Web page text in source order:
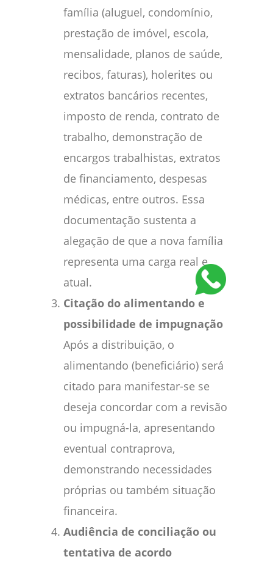
família (aluguel, condomínio,
prestação de imóvel, escola,
mensalidade, planos de saúde,
recibos, faturas), holerites ou
extratos bancários recentes,
imposto de renda, contrato de
trabalho, demonstração de
encargos trabalhistas, extratos
de financiamento, despesas
médicas, entre outros. Essa
documentação sustenta a
alegação de que a nova família
representa uma carga real e
atual.
Citação do alimentando e
possibilidade de impugnação
Após a distribuição, o
alimentando (beneficiário) será
citado para manifestar-se se
deseja concordar com a revisão
ou impugná-la, apresentando
eventual contraprova,
demonstrando necessidades
próprias ou também situação
financeira.
Audiência de conciliação ou
tentativa de acordo